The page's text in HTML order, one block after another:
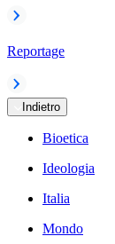
Reportage
Indietro
Bioetica
Ideologia
Italia
Mondo